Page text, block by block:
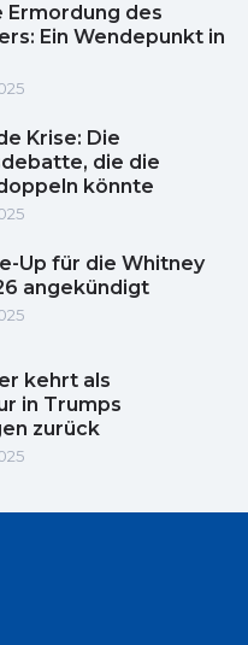
Ermordung des
Ein Wendepunkt in
Krise: Die
die die
könnte
Up für die Whitney
angekündigt
kehrt als
in Trumps
zurück